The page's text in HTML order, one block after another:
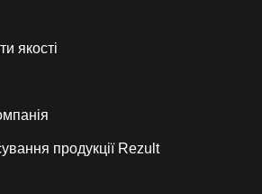
якості
продукції Rezult